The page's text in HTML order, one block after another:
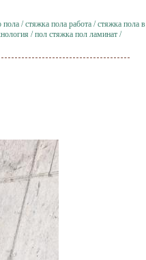
/ стяжка пола работа / стяжка пола в
/ пол стяжка пол ламинат /